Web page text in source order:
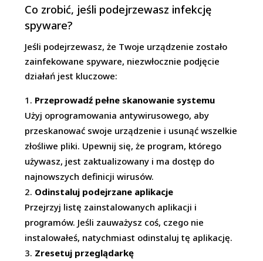
Co zrobić, jeśli podejrzewasz infekcję
spyware?
Jeśli podejrzewasz, że Twoje urządzenie zostało
zainfekowane spyware, niezwłocznie podjęcie
działań jest kluczowe:
Przeprowadź pełne skanowanie systemu
Użyj oprogramowania antywirusowego, aby
przeskanować swoje urządzenie i usunąć wszelkie
złośliwe pliki. Upewnij się, że program, którego
używasz, jest zaktualizowany i ma dostęp do
najnowszych definicji wirusów.
Odinstaluj podejrzane aplikacje
Przejrzyj listę zainstalowanych aplikacji i
programów. Jeśli zauważysz coś, czego nie
instalowałeś, natychmiast odinstaluj tę aplikację.
Zresetuj przeglądarkę